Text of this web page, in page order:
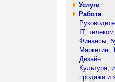
Услуги
Работа
IT,
Финансы,
Дизайн
Культура,
продажи и